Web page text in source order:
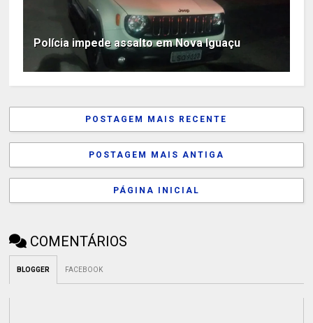
Polícia impede assalto em Nova Iguaçu
POSTAGEM MAIS RECENTE
POSTAGEM MAIS ANTIGA
PÁGINA INICIAL
COMENTÁRIOS
BLOGGER FACEBOOK